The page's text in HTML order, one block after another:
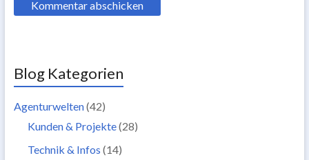
Blog Kategorien
Agenturwelten(42)
Kunden & Projekte(28)
Technik & Infos (14)